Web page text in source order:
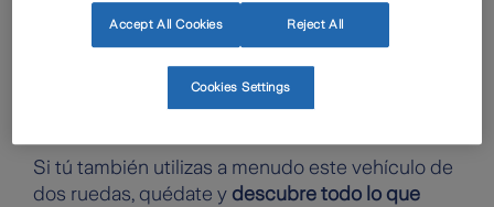
Si tú también utilizas a menudo este vehículo de
dos ruedas, quédate y descubre todo lo que
Accept All Cookies Reject All
Cookies Settings